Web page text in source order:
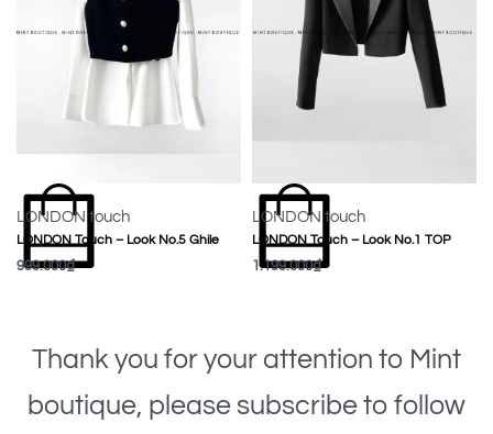
LONDON touch
LONDON Touch – Look No.5 Ghile
999.000₫
LONDON touch
LONDON Touch – Look No.1 TOP
1.199.000₫
Thank you for your attention to Mint
boutique, please subscribe to follow